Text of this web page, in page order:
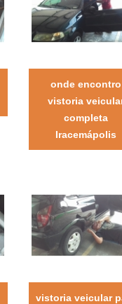
onde encontro
vistoria
completa
Iracemápolis
vistoria veicular